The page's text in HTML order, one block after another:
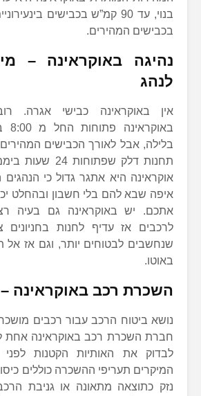
בכבישים המהירים.
נהיגה באוקראינה –
לנהג
אין באוקראינה כבישי אגרה.
בלילה, אבל לאורך הכבישים
תחנות דלק
אוקראינה היא אתגר גדול כי הנהגים
איפה שבא להם בלי חשבון ובהחלט
אתכם. יש באוקראינה גם בעיה
לרכבים אז עדיף לחנות בחניונים
שנחשבים לבטוחים יותר, וגם אז אל
באוטו.
השכרת רכב באוקראינה –
נושא ביטוח הרכב עבור רכבים
חברת השכרת רכב באוקראינה אחת
לבדוק את האותיות הקטנות לפני
המיקרים תעריפי ההשכרה כוללים
נזק כתוצאה מתאונה או גניבת